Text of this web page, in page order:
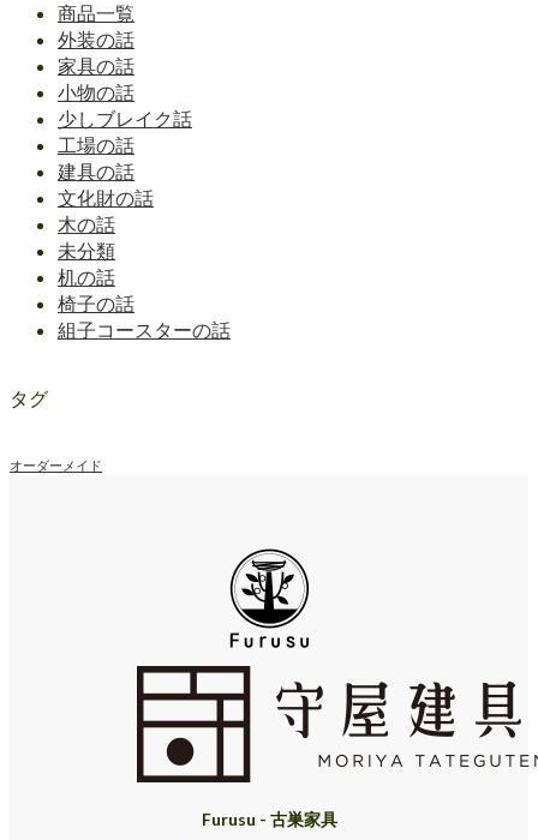
商品一覧
外装の話
家具の話
小物の話
少しブレイク話
工場の話
建具の話
文化財の話
木の話
未分類
机の話
椅子の話
組子コースターの話
タグ
オーダーメイド
Furusu - 古巣家具